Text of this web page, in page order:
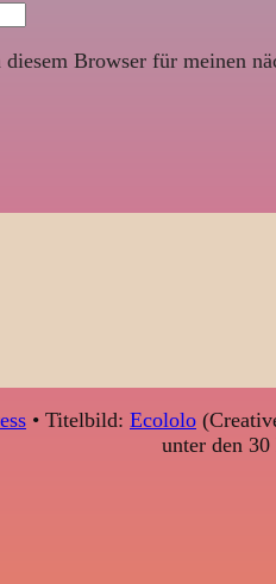
Browser für meinen
• Titelbild: Ecololo
unter den